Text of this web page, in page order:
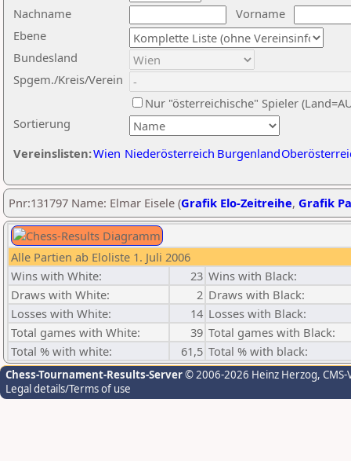
Nachname
Vorname
Ebene
Sortierung
Bundesland
Spgem./Kreis/Verein
Nur "österreichische" Spieler
Vereinslisten:Wien Niederösterreich Burgenland
Pnr:131797 Name: Elmar Eisele (Grafik Elo-Zeitreihe, Grafik
Alle Partien ab Eloliste 1. Juli 2006
Wins with White:
23 Wins with Black:
Draws with White:
2 Draws with Black:
Losses with White:
14 Losses with Black:
Total games with White:
39 Total games with Black:
Total % with white:
61,5 Total % with black:
Chess-Tournament-Results-Server© 2006-2026 Heinz Herzog,
Legal details/Terms of use